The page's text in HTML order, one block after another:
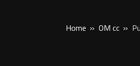
Home OM cc